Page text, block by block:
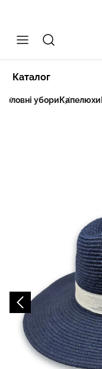
Каталог
Головні убори Капелюхи